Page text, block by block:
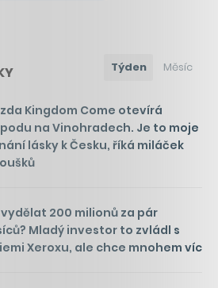
Týden Měsíc
Kingdom Come otevírá
na Vinohradech. Je to moje
lásky k Česku, říká miláček
vydělat 200 milionů za pár
Mladý investor to zvládl s
Xeroxu, ale chce mnohem víc